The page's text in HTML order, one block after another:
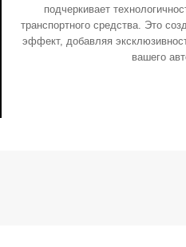
подчеркивает
транспортного средства. Это
эффект, добавляя
вашего